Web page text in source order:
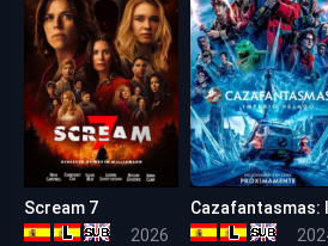
Scream 7
2026